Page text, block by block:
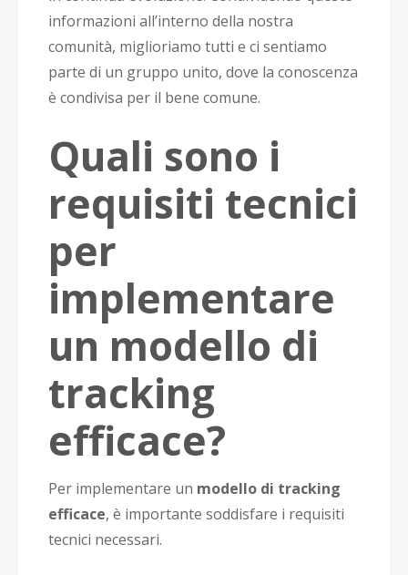
informazioni all’interno della nostra
comunità, miglioriamo tutti e ci sentiamo
parte di un gruppo unito, dove la conoscenza
è condivisa per il bene comune.
Quali sono i
requisiti tecnici
per
implementare
un modello di
tracking
efficace?
Per implementare un modello di tracking
efficace, è importante soddisfare i requisiti
tecnici necessari.